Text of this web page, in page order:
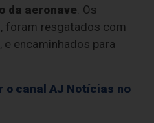
da aeronave . Os
foram resgatados com
e encaminhados para
o canal AJ Notícias no